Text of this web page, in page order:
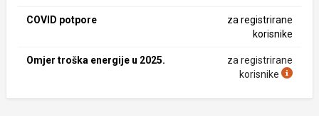
COVID potpore
za registrirane
korisnike
Omjer troška energije u 2025.
za registrirane
korisnike